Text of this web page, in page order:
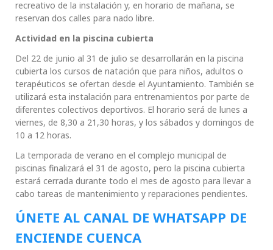
recreativo de la instalación y, en horario de mañana, se
reservan dos calles para nado libre.
Actividad en la piscina cubierta
Del 22 de junio al 31 de julio se desarrollarán en la piscina
cubierta los cursos de natación que para niños, adultos o
terapéuticos se ofertan desde el Ayuntamiento. También se
utilizará esta instalación para entrenamientos por parte de
diferentes colectivos deportivos. El horario será de lunes a
viernes, de 8,30 a 21,30 horas, y los sábados y domingos de
10 a 12 horas.
La temporada de verano en el complejo municipal de
piscinas finalizará el 31 de agosto, pero la piscina cubierta
estará cerrada durante todo el mes de agosto para llevar a
cabo tareas de mantenimiento y reparaciones pendientes.
ÚNETE AL CANAL DE WHATSAPP DE
ENCIENDE CUENCA